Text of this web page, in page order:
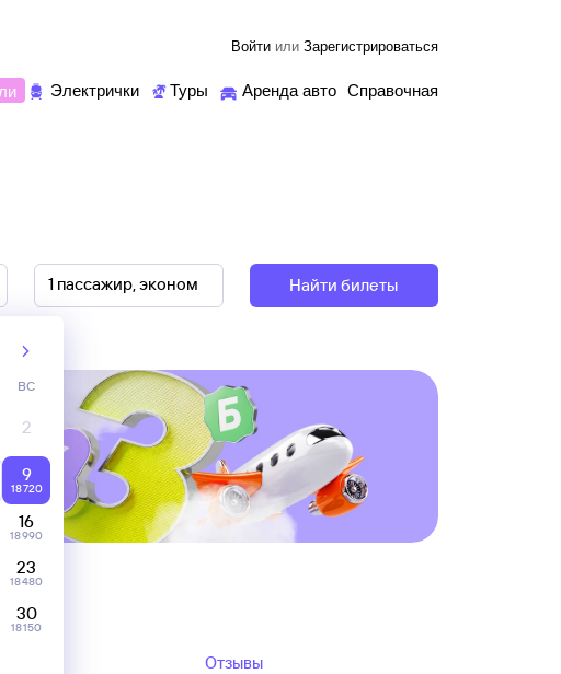
Войти или Зарегистрироваться
Электрички Туры Аренда авто Справочная
Найти билеты
Отзывы
ВС
2
9
18 ⁠720
16
18 ⁠990
23
18 ⁠480
30
18 ⁠150